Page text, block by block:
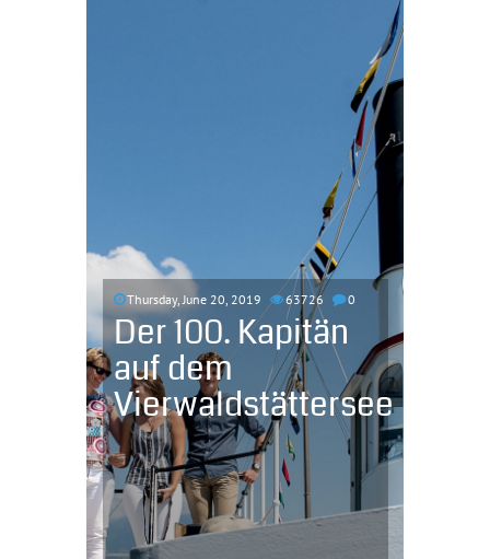
Thursday, June 20, 2019 63726 0
Der 100. Kapitän
auf dem
Vierwaldstättersee